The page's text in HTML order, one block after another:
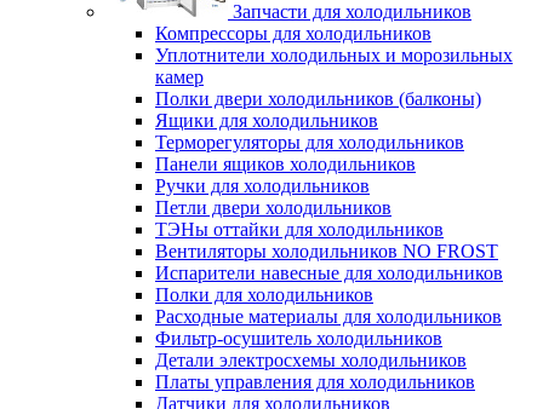
Запчасти для холодильников
Компрессоры для холодильников
Уплотнители холодильных и морозильных
камер
Полки двери холодильников (балконы)
Ящики для холодильников
Терморегуляторы для холодильников
Панели ящиков холодильников
Ручки для холодильников
Петли двери холодильников
ТЭНы оттайки для холодильников
Вентиляторы холодильников NO FROST
Испарители навесные для холодильников
Полки для холодильников
Расходные материалы для холодильников
Фильтр-осушитель холодильников
Детали электросхемы холодильников
Платы управления для холодильников
Датчики для холодильников